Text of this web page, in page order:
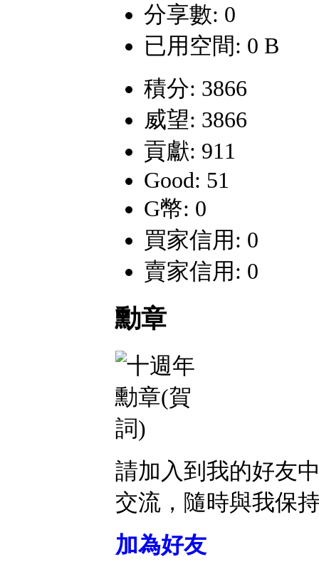
分享數: 0
已用空間: 0 B
積分: 3866
威望: 3866
貢獻: 911
Good: 51
G幣: 0
買家信用: 0
賣家信用: 0
勳章
請加入到我的好友
交流，隨時與我保
加為好友